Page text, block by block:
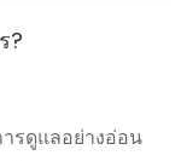
?
รดูแลอย่างอ่อน